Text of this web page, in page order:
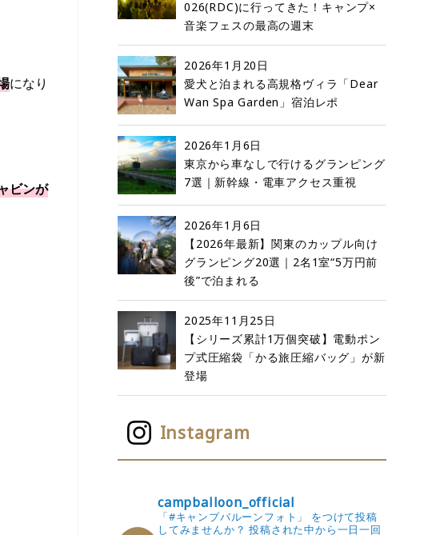
になり
ビンが
026(RDC)に行ってきた！キャンプ×
音楽フェスの最高の週末
2026年1月20日
愛犬と泊まれる高規格ヴィラ「Dear
Wan Spa Garden」宿泊レポ
2026年1月6日
東京から車なしで行けるグランピング
7選｜新幹線・電車アクセス重視
2026年1月6日
【2026年最新】関東のカップル向け
グランピング20選｜2名1室“5万円前
後”で泊まれる
2025年11月25日
【シリーズ累計1万個突破】電動ポン
プ式圧縮袋「かる旅圧縮バッグ」が新
登場
Instagram
campballoon_official
「#キャンプバルーンフォト」 をつけて投稿
してみませんか？ 投稿された中から一日一回